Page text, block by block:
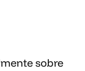
sobre